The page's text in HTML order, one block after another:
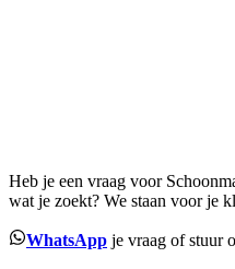
Heb je een vraag voor
wat je zoekt? We staan voor je
WhatsApp je vraag of stuur